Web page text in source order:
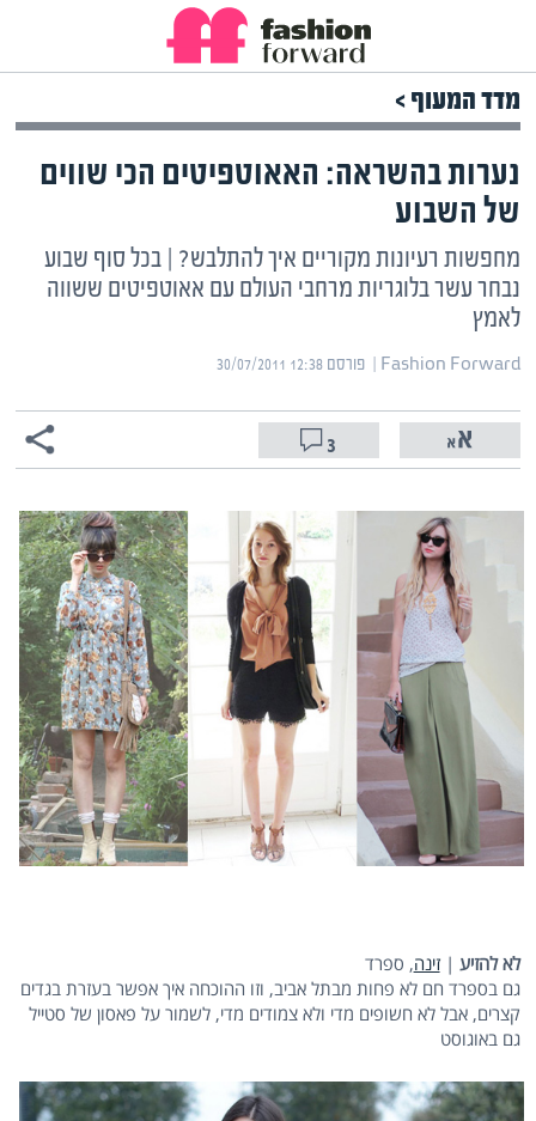
מדד המעוף >
נערות בהשראה: האאוטפיטים הכי שווים
של השבוע
מחפשות רעיונות מקוריים איך להתלבש? | בכל סוף שבוע
נבחר עשר בלוגריות מרחבי העולם עם אאוטפיטים ששווה
לאמץ
Fashion Forward | ‏ פורסם ‎30/07/2011 12:38
3
לא להזיע |זינה, ספרד
גם בספרד חם לא פחות מבתל אביב, וזו ההוכחה איך אפשר בעזרת בגדים
קצרים, אבל לא חשופים מדי ולא צמודים מדי, לשמור על פאסון של סטייל
גם באוגוסט